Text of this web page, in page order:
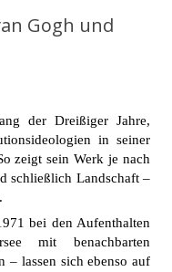
Gogh und
der Dreißiger Jahre,
in seiner
zeigt sein Werk je nach
schließlich Landschaft –
bei den Aufenthalten
mit benachbarten
– lassen sich ebenso auf